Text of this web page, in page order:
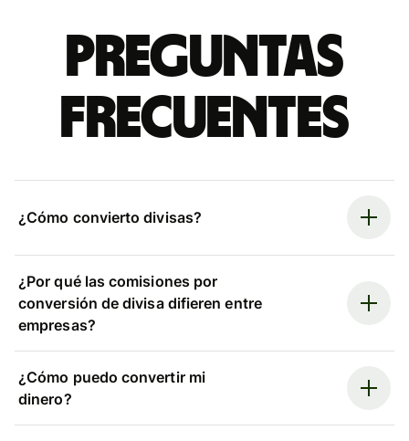
Preguntas
frecuentes
¿Cómo convierto divisas?
¿Por qué las comisiones por
conversión de divisa difieren entre
empresas?
¿Cómo puedo convertir mi
dinero?